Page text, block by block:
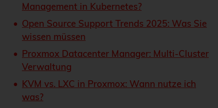
Management in Kubernetes?
Open Source Support Trends 2025: Was Sie
wissen müssen
Proxmox Datacenter Manager: Multi-Cluster
Verwaltung
KVM vs. LXC in Proxmox: Wann nutze ich
was?